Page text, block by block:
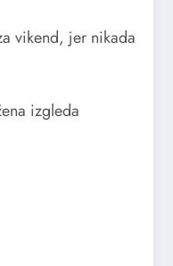
vikend, jer nikada
izgleda